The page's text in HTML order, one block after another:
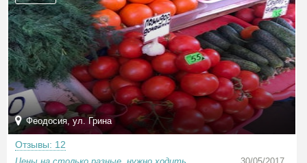
Феодосия, ул. Грина
Отзывы: 12